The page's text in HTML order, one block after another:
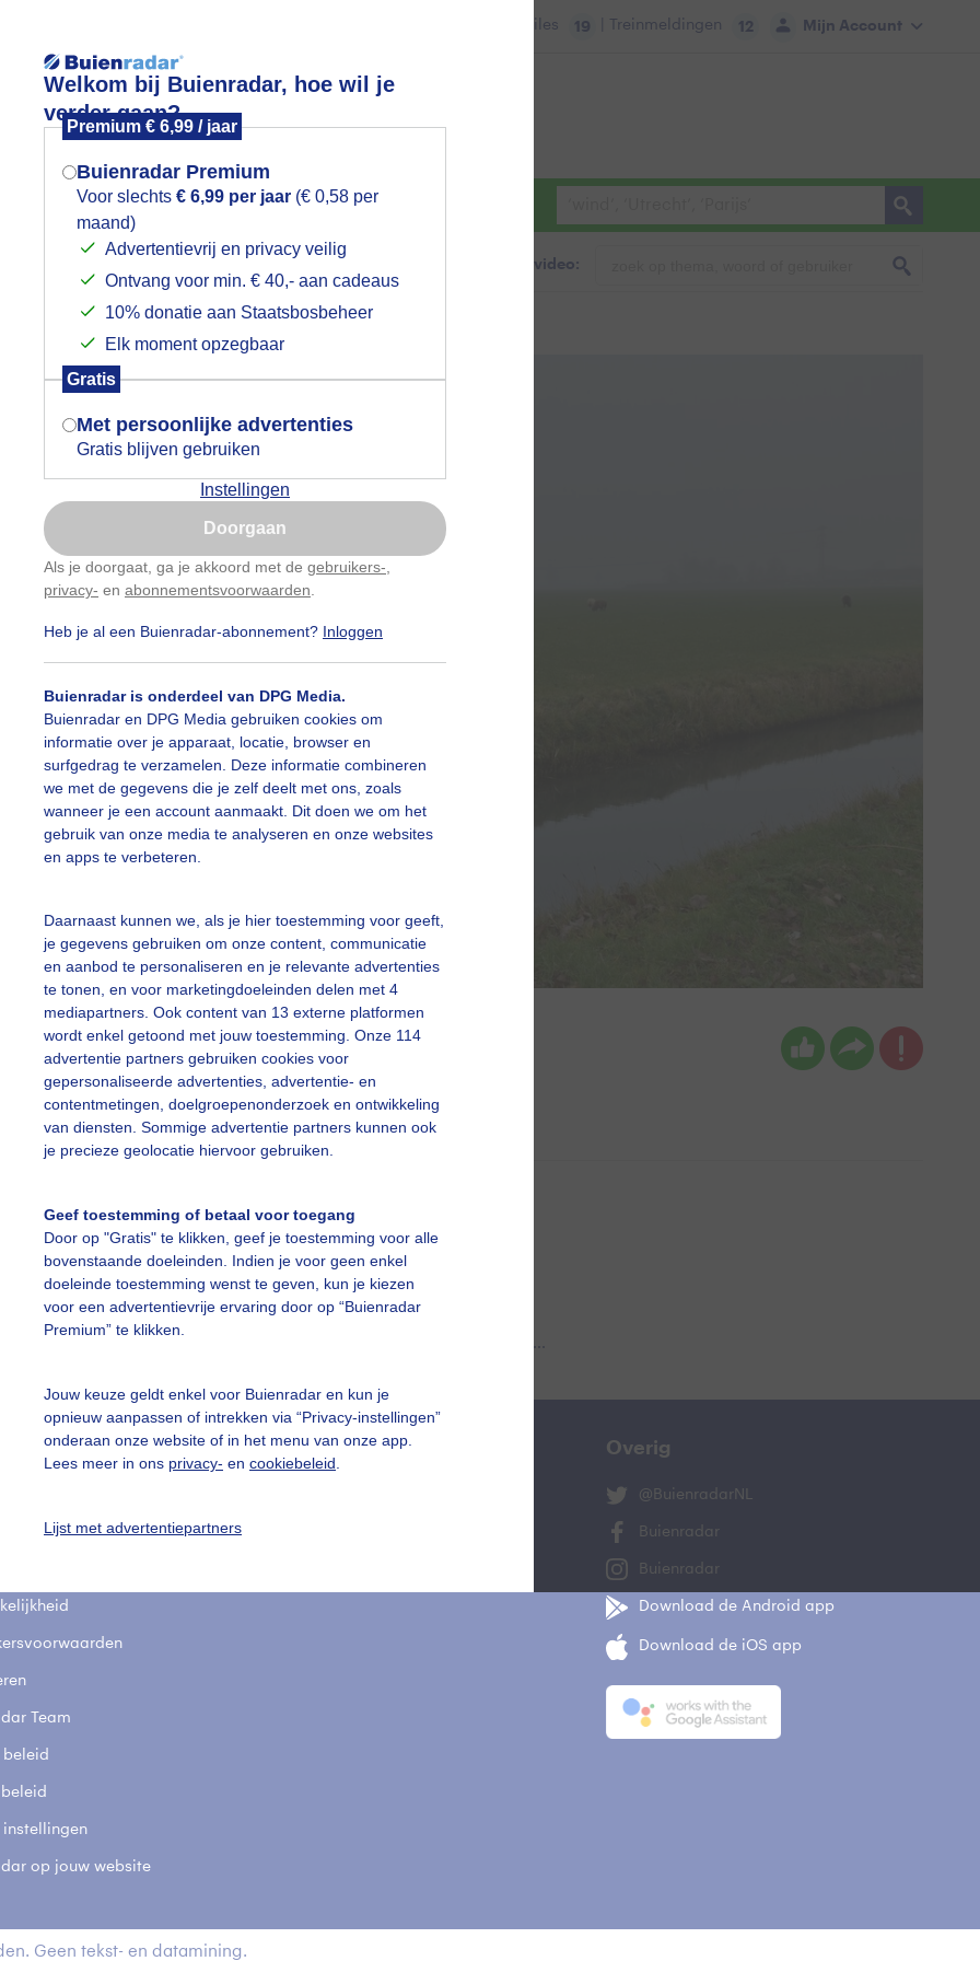
Welkom bij Buienradar, hoe wil je
verder gaan?
Premium € 6,99 / jaar
Buienradar Premium
Voor slechts € 6,99 per jaar (€ 0,58 per
maand)
Advertentievrij en privacy veilig
Ontvang voor min. € 40,- aan cadeaus
10% donatie aan Staatsbosbeheer
Elk moment opzegbaar
Gratis
Met persoonlijke advertenties
Gratis blijven gebruiken
Instellingen
Doorgaan
Als je doorgaat, ga je akkoord met de gebruikers-
privacy- en abonnementsvoorwaarden
Heb je al een Buienradar-abonnement? Inloggen
Buienradar is onderdeel van DPG Media.
Buienradar en DPG Media gebruiken cookies om
informatie over je apparaat, locatie, browser en
surfgedrag te verzamelen. Deze informatie combineren
we met de gegevens die je zelf deelt met ons, zoals
wanneer je een account aanmaakt. Dit doen we om het
gebruik van onze media te analyseren en onze websites
en apps te verbeteren.
Daarnaast kunnen we, als je hier toestemming voor geeft,
je gegevens gebruiken om onze content, communicatie
en aanbod te personaliseren en je relevante advertenties
te tonen, en voor marketingdoeleinden delen met 4
mediapartners. Ook content van 13 externe platformen
wordt enkel getoond met jouw toestemming. Onze 114
advertentie partners gebruiken cookies voor
gepersonaliseerde advertenties, advertentie- en
contentmetingen, doelgroepenonderzoek en ontwikkeling
van diensten. Sommige advertentie partners kunnen ook
je precieze geolocatie hiervoor gebruiken.
Geef toestemming of betaal voor toegang
Door op "Gratis" te klikken, geef je toestemming voor alle
bovenstaande doeleinden. Indien je voor geen enkel
doeleinde toestemming wenst te geven, kun je kiezen
voor een advertentievrije ervaring door op “Buienradar
Premium” te klikken.
Jouw keuze geldt enkel voor Buienradar en kun je
opnieuw aanpassen of intrekken via “Privacy-instellingen”
onderaan onze website of in het menu van onze app.
Lees meer in ons privacy- en cookiebeleid
Lijst met advertentiepartners
Mijn Account
Files 19 | Treinmeldingen 12
Foto en video Weerzine
Zoeken in foto & video:
en grijs
Cynthia Van Leusden Gemaakt: 05-12-2025, 73x bekeken
Wolken Dieren
vragen
Team
beleid
instellingen
op jouw website
Mijn weer Overig
@BuienradarNL
Buienradar
Buienradar
Download de Android app
Download de iOS app
Geen tekst- en datamining.
Mogen we je locatie gebruiken voor
het weer?
Indien je hier nog geen akkoord op hebt
gegeven, verschijnt er zo een pop-up uit
je browser waarin deze toestemming
gevraagd wordt.
Is goed, toon de popup
Nu niet, misschien later
Gebruik je Safari en wil je niet elke dag deze pop-up
Klikhierom dit aan te passen